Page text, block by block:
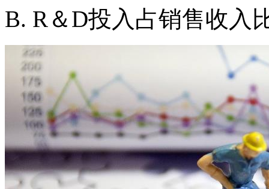
B. R＆D投入占销售收入